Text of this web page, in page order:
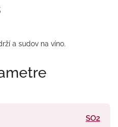
a sudov na víno.
SO2